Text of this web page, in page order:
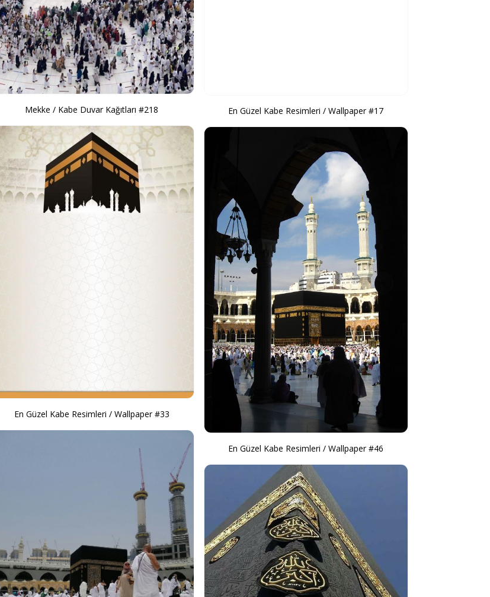
Mekke / Kabe Duvar Kağıtları #218
En Güzel Kabe Resimleri / Wallpaper #33
En Güzel Kabe Resimleri / Wallpaper #17
En Güzel Kabe Resimleri / Wallpaper #46